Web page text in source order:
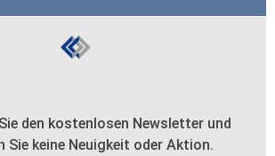
den kostenlosen Newsletter und
Sie keine Neuigkeit oder Aktion.